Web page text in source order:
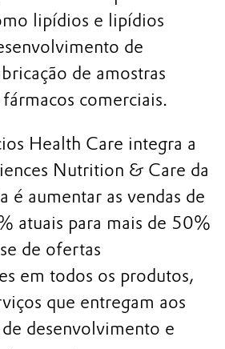
lipídios e lipídios
de
de amostras
comerciais.
Health Care integra a
Nutrition & Care da
é aumentar as vendas de
atuais para mais de 50%
de ofertas
em todos os produtos,
que entregam aos
desenvolvimento e